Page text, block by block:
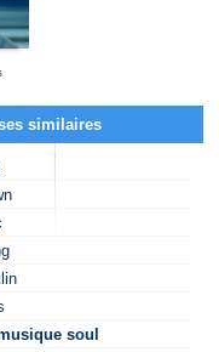
similaires
soul